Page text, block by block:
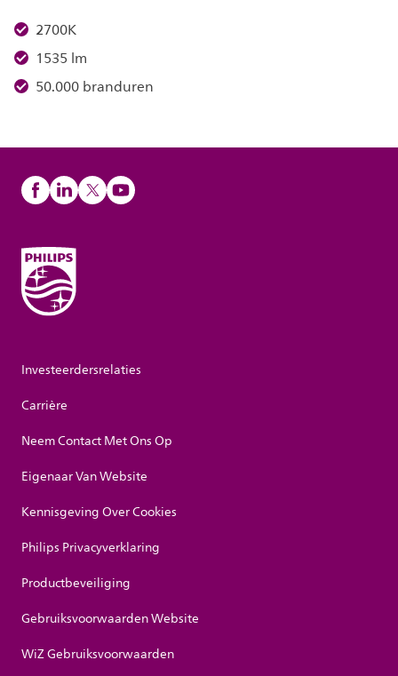
2700K
1535 lm
50.000 branduren
Investeerdersrelaties
Carrière
Neem Contact Met Ons Op
Eigenaar Van Website
Kennisgeving Over Cookies
Philips Privacyverklaring
Productbeveiliging
Gebruiksvoorwaarden Website
WiZ Gebruiksvoorwaarden